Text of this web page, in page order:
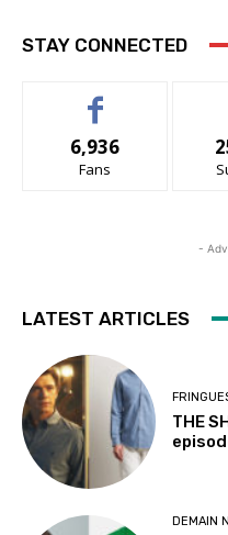
STAY CONNECTED
6,936
Fans
-
LATEST ARTICLES
THE
DEMAIN